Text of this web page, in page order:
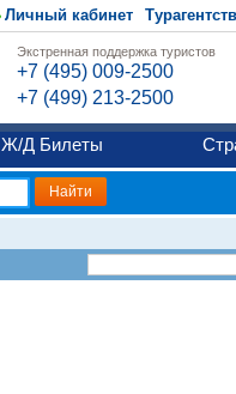
Личный кабинет
Экстренная поддержка туристов
+7 (495) 009-2500
+7 (499) 213-2500
Ж/Д Билеты